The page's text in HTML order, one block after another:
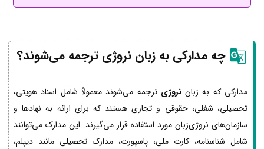
چه مدارکی به زبان نروژی ترجمه می‌شوند؟
مدارکی که به زباننروژی ترجمه می‌شوند معمولاً شامل اسناد هویتی،
تحصیلی، شغلی، حقوقی و تجاری هستند که برای ارائه به نهادها و
سازمان‌های نروژی‌زبان مورد استفاده قرار می‌گیرند. این مدارک می‌توانند
شامل شناسنامه، کارت ملی، پاسپورت، مدارک تحصیلی مانند دیپلم،